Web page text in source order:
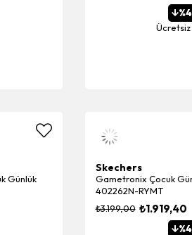
Günlük
Skechers
Gametronix Çocuk
402262N-RYMT
₺1.919,40
₺3.199,00